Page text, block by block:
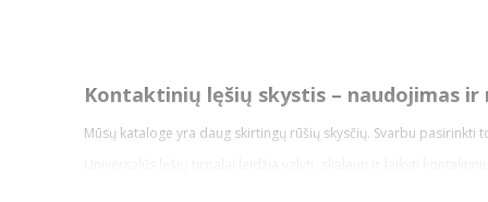
Kontaktinių lęšių skystis – naudojimas ir
Mūsų kataloge yra daug skirtingų rūšių skysčių. Svarbu